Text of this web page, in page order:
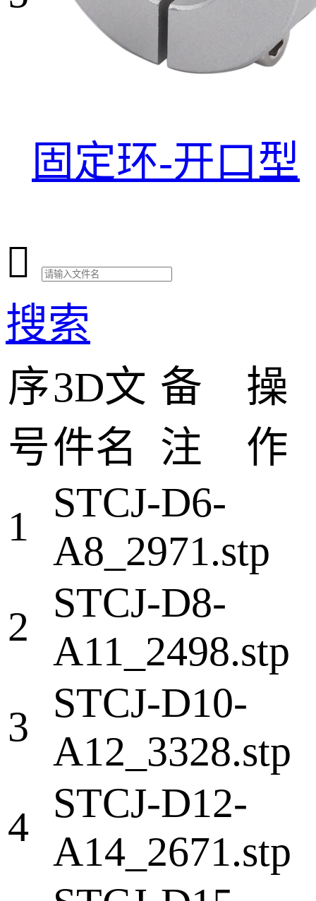
固定环-开口型

搜索
序
号
3D文
件名
备
注
操
作
1
STCJ-D6-
A8_2971.stp
2
STCJ-D8-
A11_2498.stp
3
STCJ-D10-
A12_3328.stp
4
STCJ-D12-
A14_2671.stp